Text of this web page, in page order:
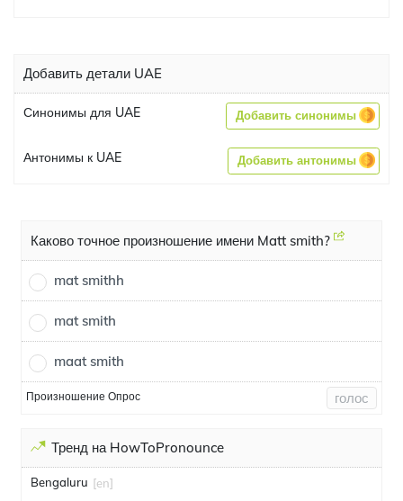
Добавить детали UAE
Синонимы для UAE Добавить синонимы
Антонимы к UAE Добавить антонимы
Каково точное произношение имени Matt smith?
mat smithh
mat smith
maat smith
Произношение Опрос голос
Тренд на HowToPronounce
Bengaluru [en]